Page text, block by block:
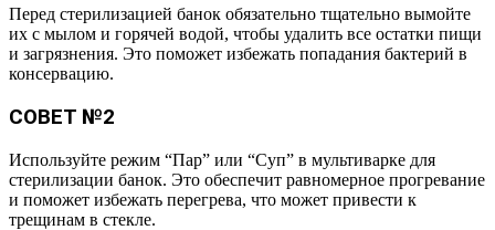
Перед стерилизацией банок обязательно тщательно вымойте
их с мылом и горячей водой, чтобы удалить все остатки пищи
и загрязнения. Это поможет избежать попадания бактерий в
консервацию.
СОВЕТ №2
Используйте режим “Пар” или “Суп” в мультиварке для
стерилизации банок. Это обеспечит равномерное прогревание
и поможет избежать перегрева, что может привести к
трещинам в стекле.